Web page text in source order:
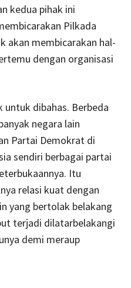
kedua pihak ini
Pilkada
akan membicarakan hal-
dengan organisasi
untuk dibahas. Berbeda
negara lain
Partai Demokrat di
sendiri berbagai partai
Itu
relasi kuat dengan
yang bertolak belakang
terjadi dilatarbelakangi
demi meraup